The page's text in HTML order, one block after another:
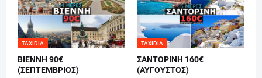
TAXIDIA
ΒΙΕΝΝΗ 90€
(ΣΕΠΤΕΜΒΡΙΟΣ)
TAXIDIA
ΣΑΝΤΟΡΙΝΗ 160€
(ΑΥΓΟΥΣΤΟΣ)